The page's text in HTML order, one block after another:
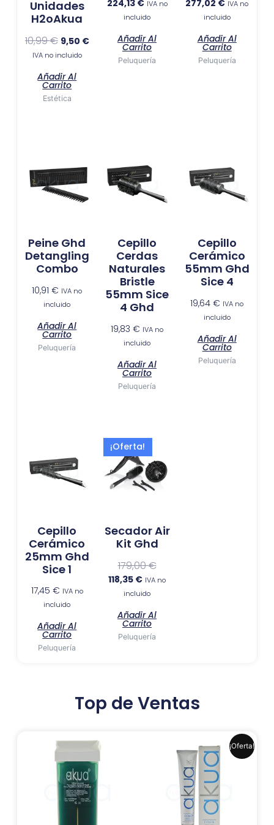
Unidades
H2oAkua
10,99€ 9,50 €
IVA no incluido
Añadir Al
Carrito
Estética
224,13 € IVA no
incluido
Añadir Al
Carrito
Peluquería
277,02 € IVA no
incluido
Añadir Al
Carrito
Peluquería
Peine Ghd
Detangling
Combo
10,91€ IVA no
incluido
Añadir Al
Carrito
Peluquería
Cepillo
Cerdas
Naturales
Bristle
55mm Sice
4 Ghd
19,83 € IVA no
incluido
Añadir Al
Carrito
Peluquería
Cepillo
Cerámico
55mm Ghd
Sice 4
19,64€ IVA no
incluido
Añadir Al
Carrito
Peluquería
Cepillo
Cerámico
25mm Ghd
Sice 1
17,45 € IVA no
incluido
Añadir Al
Carrito
Peluquería
¡Oferta!
Secador Air
Kit Ghd
179,00€
original
era:
118,35 €
El
precio
actual
es:
118,35 €.
IVA no
incluido
Añadir Al
Carrito
Peluquería
Top de Ventas
¡Oferta!
precio
original
era:
6,99 €.
precio
actual
es:
6,41 €.
Este